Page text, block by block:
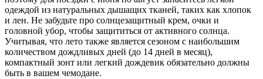
одеждой из натуральных дышащих тканей, таких как хлопок
и лен. Не забудьте про солнцезащитный крем, очки и
головной убор, чтобы защититься от активного солнца.
Учитывая, что лето также является сезоном с наибольшим
количеством дождливых дней (до 14 дней в месяц),
компактный зонт или легкий дождевик обязательно должны
быть в вашем чемодане.